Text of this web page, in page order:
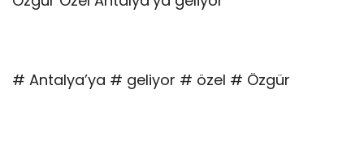
# Antalya’ya # geliyor # özel # Özgür